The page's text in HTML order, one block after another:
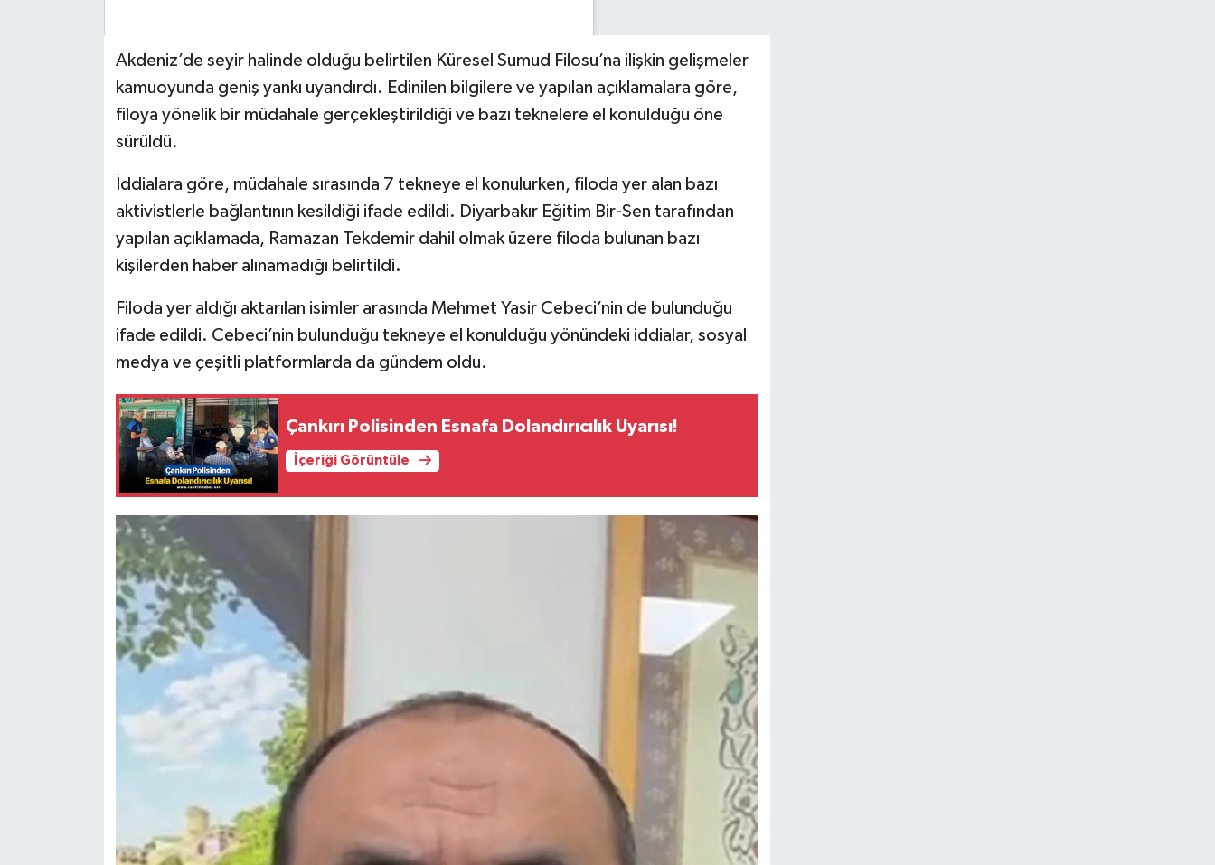
Çankırı Haber Net (@cankirihabernet)'in paylaştığı bir gönderi
Akdeniz’de seyir halinde olduğu belirtilen Küresel Sumud Filosu’na ilişkin gelişmeler
kamuoyunda geniş yankı uyandırdı. Edinilen bilgilere ve yapılan açıklamalara göre,
filoya yönelik bir müdahale gerçekleştirildiği ve bazı teknelere el konulduğu öne
sürüldü.
İddialara göre, müdahale sırasında 7 tekneye el konulurken, filoda yer alan bazı
aktivistlerle bağlantının kesildiği ifade edildi. Diyarbakır Eğitim Bir-Sen tarafından
yapılan açıklamada, Ramazan Tekdemir dahil olmak üzere filoda bulunan bazı
kişilerden haber alınamadığı belirtildi.
Filoda yer aldığı aktarılan isimler arasında Mehmet Yasir Cebeci’nin de bulunduğu
ifade edildi. Cebeci’nin bulunduğu tekneye el konulduğu yönündeki iddialar, sosyal
medya ve çeşitli platformlarda da gündem oldu.
Çankırı Polisinden Esnafa Dolandırıcılık Uyarısı!
İçeriği Görüntüle